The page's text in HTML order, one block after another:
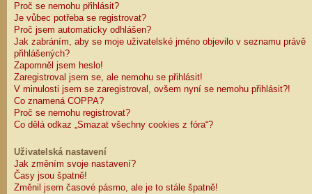
Proč se nemohu přihlásit?
Je vůbec potřeba se registrovat?
Proč jsem automaticky odhlášen?
Jak zabráním, aby se moje uživatelské jméno objevilo v seznamu právě
přihlášených?
Zapomněl jsem heslo!
Zaregistroval jsem se, ale nemohu se přihlásit!
V minulosti jsem se zaregistroval, ovšem nyní se nemohu přihlásit?!
Co znamená COPPA?
Proč se nemohu registrovat?
Co dělá odkaz „Smazat všechny cookies z fóra“?
Uživatelská nastavení
Jak změním svoje nastavení?
Časy jsou špatně!
Změnil jsem časové pásmo, ale je to stále špatně!